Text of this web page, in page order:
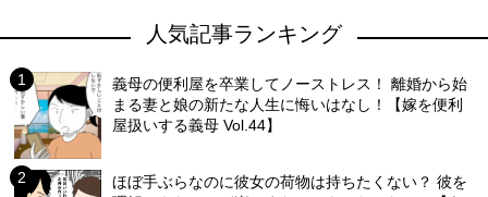
人気記事ランキング
義母の便利屋を卒業してノーストレス！ 離婚から始
まる妻と娘の新たな人生に悔いはなし！【嫁を便利
屋扱いする義母 Vol.44】
ほぼ手ぶらなのに彼女の荷物は持ちたくない？ 彼を